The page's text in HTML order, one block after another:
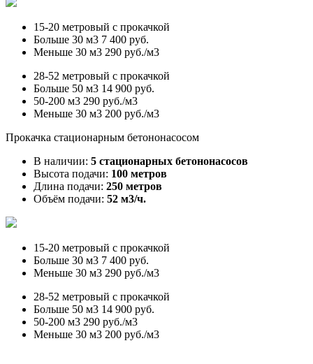
15-20 метровый с прокачкой
Больше 30 м3 7 400 руб.
Меньше 30 м3 290 руб./м3
28-52 метровый с прокачкой
Больше 50 м3 14 900 руб.
50-200 м3 290 руб./м3
Меньше 30 м3 200 руб./м3
Прокачка стационарным бетононасосом
В наличии: 5 стационарных бетононасосов
Высота подачи: 100 метров
Длина подачи: 250 метров
Объём подачи: 52 м3/ч.
15-20 метровый с прокачкой
Больше 30 м3 7 400 руб.
Меньше 30 м3 290 руб./м3
28-52 метровый с прокачкой
Больше 50 м3 14 900 руб.
50-200 м3 290 руб./м3
Меньше 30 м3 200 руб./м3